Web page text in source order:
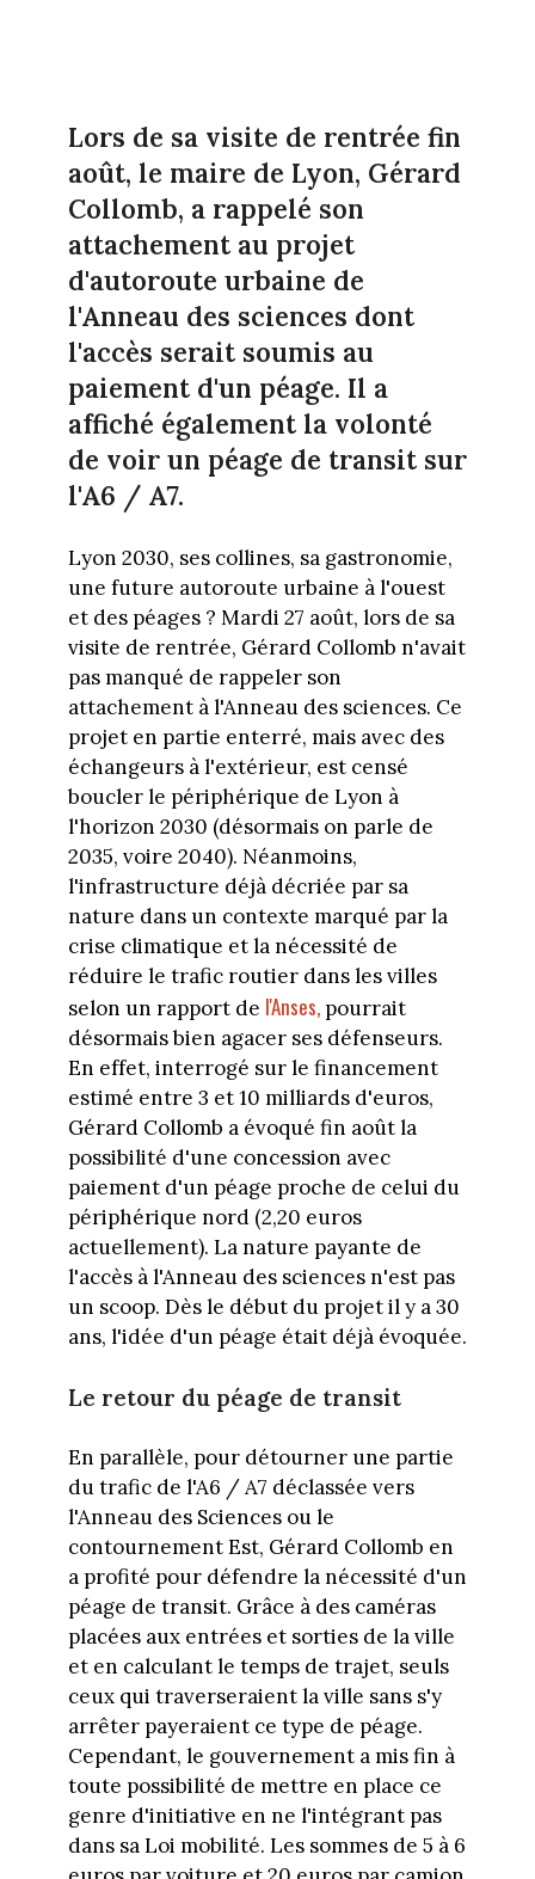
Lors de sa visite de rentrée fin
août, le maire de Lyon, Gérard
Collomb, a rappelé son
attachement au projet
d'autoroute urbaine de
l'Anneau des sciences dont
l'accès serait soumis au
paiement d'un péage. Il a
affiché également la volonté
de voir un péage de transit sur
l'A6 / A7.
Lyon 2030, ses collines, sa gastronomie,
une future autoroute urbaine à l'ouest
et des péages ? Mardi 27 août, lors de sa
visite de rentrée, Gérard Collomb n'avait
pas manqué de rappeler son
attachement à l'Anneau des sciences. Ce
projet en partie enterré, mais avec des
échangeurs à l'extérieur, est censé
boucler le périphérique de Lyon à
l'horizon 2030 (désormais on parle de
2035, voire 2040). Néanmoins,
l'infrastructure déjà décriée par sa
nature dans un contexte marqué par la
crise climatique et la nécessité de
réduire le trafic routier dans les villes
selon un rapport de l'Anses,pourrait
désormais bien agacer ses défenseurs.
En effet, interrogé sur le financement
estimé entre 3 et 10 milliards d'euros,
Gérard Collomb a évoqué fin août la
possibilité d'une concession avec
paiement d'un péage proche de celui du
périphérique nord (2,20 euros
actuellement). La nature payante de
l'accès à l'Anneau des sciences n'est pas
un scoop. Dès le début du projet il y a 30
ans, l'idée d'un péage était déjà évoquée.
Le retour du péage de transit
En parallèle, pour détourner une partie
du trafic de l'A6 / A7 déclassée vers
l'Anneau des Sciences ou le
contournement Est, Gérard Collomb en
a profité pour défendre la nécessité d'un
péage de transit. Grâce à des caméras
placées aux entrées et sorties de la ville
et en calculant le temps de trajet, seuls
ceux qui traverseraient la ville sans s'y
arrêter payeraient ce type de péage.
Cependant, le gouvernement a mis fin à
toute possibilité de mettre en place ce
genre d'initiative en ne l'intégrant pas
dans sa Loi mobilité. Les sommes de 5 à 6